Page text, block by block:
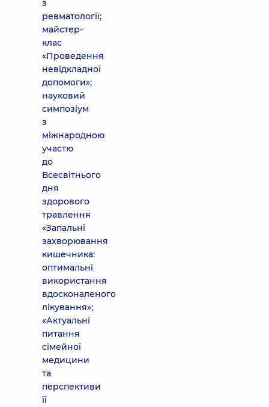
з
ревматології;
майстер-
клас
«Проведення
невідкладної
допомоги»;
науковий
симпозіум
з
міжнародною
участю
до
Всесвітнього
дня
здорового
травлення
«Запальні
захворювання
кишечника:
оптимальні
використання
вдосконаленого
лікування»;
«Актуальні
питання
сімейної
медицини
та
перспективи
її